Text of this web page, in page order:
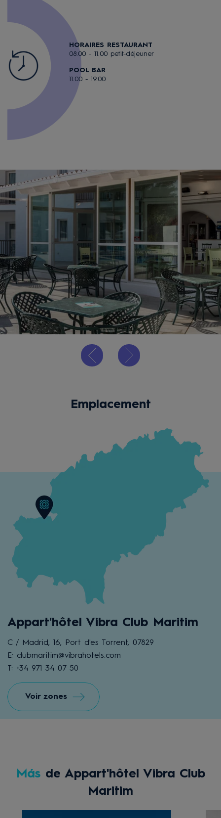
HORAIRES RESTAURANT
08.00 - 11.00 petit-déjeuner
POOL BAR
11.00 - 19.00
Emplacement
Appart'hôtel Vibra Club Maritim
C / Madrid, 16, Port d'es Torrent, 07829
E: clubmaritim@vibrahotels.com
T: +34 971 34 07 50
Voir zones
Másde Appart'hôtel Vibra Club
Maritim